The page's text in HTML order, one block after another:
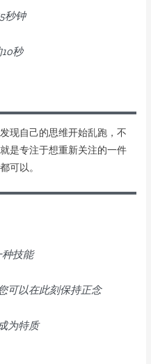
秒钟
秒
现自己的思维开始乱跑，不
是专注于想重新关注的一件
可以。
种技能
可以在此刻保持正念
为特质